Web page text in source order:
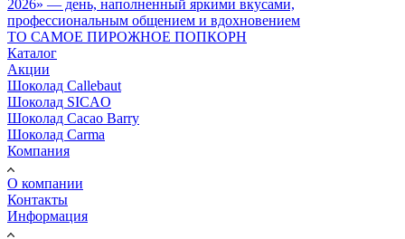
2026» — день, наполненный яркими вкусами,
профессиональным общением и вдохновением
ТО САМОЕ ПИРОЖНОЕ ПОПКОРН
Каталог
Акции
Шоколад Callebaut
Шоколад SICAO
Шоколад Cacao Barry
Шоколад Carma
Компания
О компании
Контакты
Информация